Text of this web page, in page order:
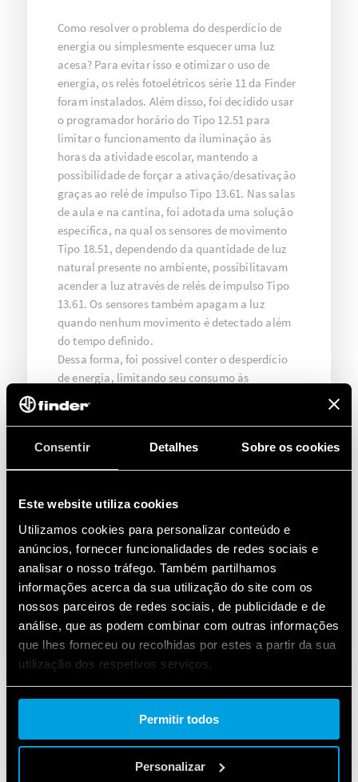
Consentir Detalhes Sobre os cookies
Este website utiliza cookies
Utilizamos cookies para personalizar conteúdo e
anúncios, fornecer funcionalidades de redes sociais e
analisar o nosso tráfego. Também partilhamos
informações acerca da sua utilização do site com os
nossos parceiros de redes sociais, de publicidade e de
análise, que as podem combinar com outras informações
que lhes forneceu ou recolhidas por estes a partir da sua
utilização dos respetivos serviços.
Cookie policy.
Permitir todos
Personalizar
Como resolver o problema do desperdício de
energia ou simplesmente esquecer uma luz
acesa? Para evitar isso e otimizar o uso de
energia, os relés fotoelétricos série 11 da Finder
foram instalados. Além disso, foi decidido usar
o programador horário do Tipo 12.51 para
limitar o funcionamento da iluminação às
horas da atividade escolar, mantendo a
possibilidade de forçar a ativação/desativação
graças ao relé de impulso Tipo 13.61. Nas salas
de aula e na cantina, foi adotada uma solução
específica, na qual os sensores de movimento
Tipo 18.51, dependendo da quantidade de luz
natural presente no ambiente, possibilitavam
acender a luz através de relés de impulso Tipo
13.61. Os sensores também apagam a luz
quando nenhum movimento é detectado além
do tempo definido.
Dessa forma, foi possível conter o desperdício
de energia, limitando seu consumo às